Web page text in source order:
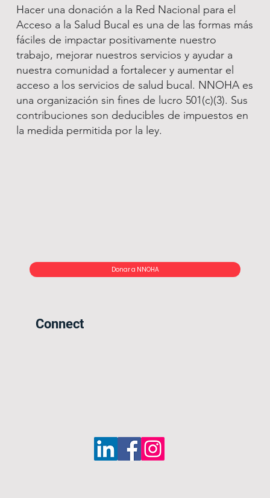
Hacer una donación a la Red Nacional para el
Acceso a la Salud Bucal es una de las formas más
fáciles de impactar positivamente nuestro
trabajo, mejorar nuestros servicios y ayudar a
nuestra comunidad a fortalecer y aumentar el
acceso a los servicios de salud bucal. NNOHA es
una organización sin fines de lucro 501(c)(3). Sus
contribuciones son deducibles de impuestos en
la medida permitida por la ley.
Donar a NNOHA
Connect